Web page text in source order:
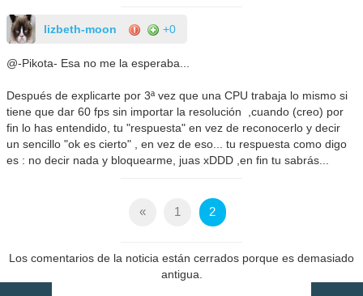
lizbeth-moon +0
@-Pikota- Esa no me la esperaba...
Después de explicarte por 3ª vez que una CPU trabaja lo mismo si
tiene que dar 60 fps sin importar la resolución ,cuando (creo) por
fin lo has entendido, tu "respuesta" en vez de reconocerlo y decir
un sencillo "ok es cierto" , en vez de eso... tu respuesta como digo
es : no decir nada y bloquearme, juas xDDD ,en fin tu sabrás...
« 1 2
Los comentarios de la noticia están cerrados porque es demasiado
antigua.